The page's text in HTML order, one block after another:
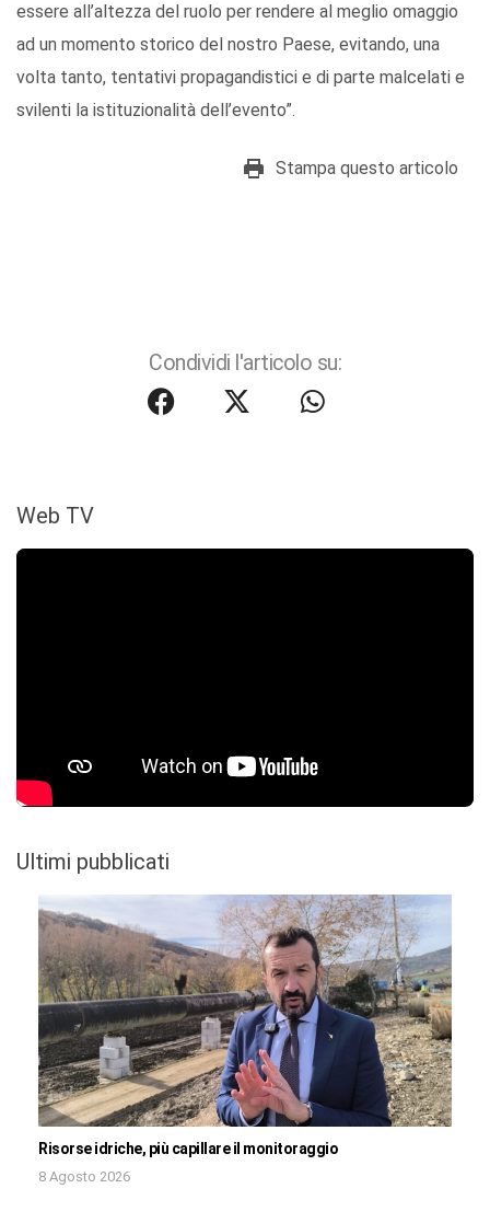
essere all’altezza del ruolo per rendere al meglio omaggio
ad un momento storico del nostro Paese, evitando, una
volta tanto, tentativi propagandistici e di parte malcelati e
svilenti la istituzionalità dell’evento”.
Stampa questo articolo
Condividi l'articolo su:
Web TV
Ultimi pubblicati
Risorse idriche, più capillare il monitoraggio
8 Agosto 2026